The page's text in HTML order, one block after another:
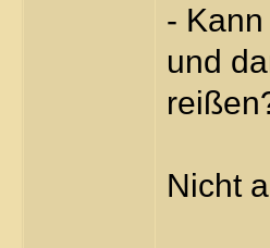
-
und
Nicht